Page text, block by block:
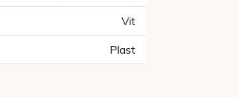
Vit
Plast